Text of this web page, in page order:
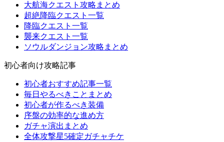
大航海クエスト攻略まとめ
超絶降臨クエスト一覧
降臨クエスト一覧
襲来クエスト一覧
ソウルダンジョン攻略まとめ
初心者向け攻略記事
初心者おすすめ記事一覧
毎日やるべきことまとめ
初心者が作るべき装備
序盤の効率的な進め方
ガチャ演出まとめ
全体攻撃星5確定ガチャチケ